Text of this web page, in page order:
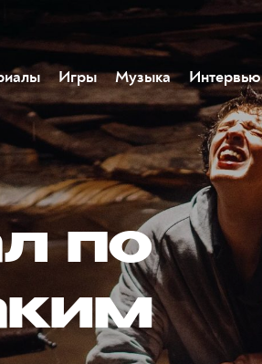
Игры Музыка Интервью
по